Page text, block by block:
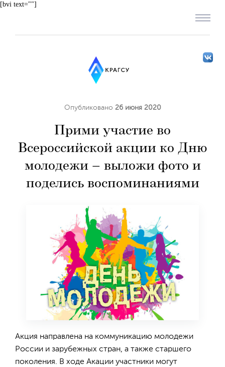
[bvi text=""]
Опубликовано 26 июня 2020
Прими участие во
Всероссийской акции ко Дню
молодежи – выложи фото и
поделись воспоминаниями
Акция направлена на коммуникацию молодежи
России и зарубежных стран, а также старшего
поколения. В ходе Акации участники могут